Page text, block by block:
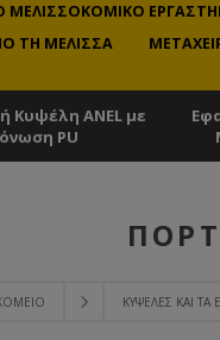
ΜΕΛΙΣΣΟΚΟΜΙΚΌ
ΤΗ ΜΈΛΙΣΣΑ
Κυψέλη ANEL με
PU
ΚΥΨΈΛΕΣ ΚΑΙ ΤΑ